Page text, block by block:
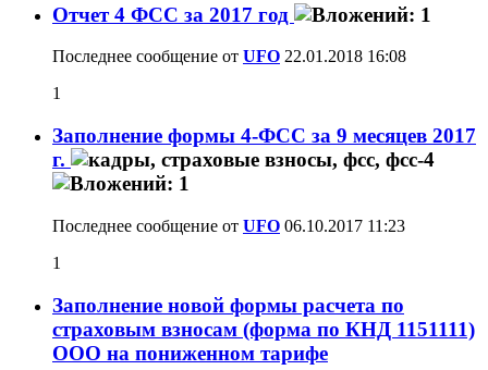
Отчет 4 ФСС за 2017 год
Последнее сообщение от UFO 22.01.2018 16:08
1
Заполнение формы 4-ФСС за 9 месяцев 2017
г.
Последнее сообщение от UFO 06.10.2017 11:23
1
Заполнение новой формы расчета по
страховым взносам (форма по КНД 1151111)
ООО на пониженном тарифе